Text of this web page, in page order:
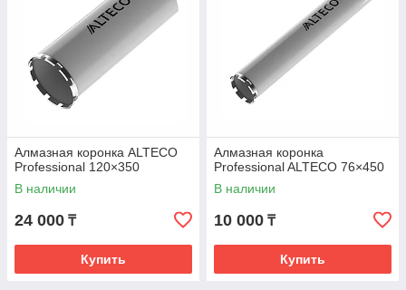
Алмазная коронка ALTECO
Professional 120×350
В наличии
24 000 ₸
Купить
Алмазная коронка
Professional ALTECO 76×450
В наличии
10 000 ₸
Купить